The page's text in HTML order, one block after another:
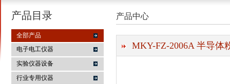
产品目录
全部产品
电子电工仪器
实验仪器设备
行业专用仪器
产品中心
MKY-FZ-2006A 半导体